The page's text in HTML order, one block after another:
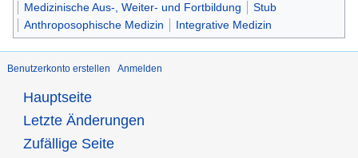
Medizinische Aus-, Weiter- und Fortbildung
Stub
Anthroposophische Medizin
Integrative Medizin
Benutzerkonto erstellen Anmelden
Hauptseite
Letzte Änderungen
Zufällige Seite